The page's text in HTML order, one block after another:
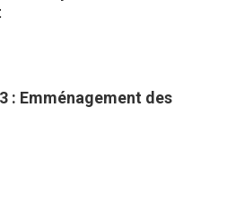
: Emménagement des